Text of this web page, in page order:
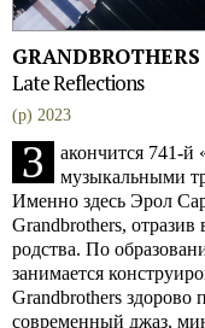
GRANDBROTHERS
Late Reflections
(p) 2023
З
акончится 741-
музыкальными
Именно здесь Эрол
Grandbrothers, отразив
родства. По
занимается
Grandbrothers здорово
современный джаз,